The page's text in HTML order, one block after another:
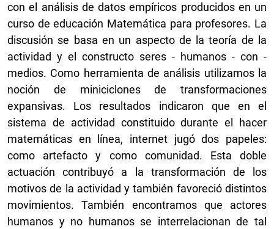
con el análisis de datos empíricos producidos en un
curso de educación Matemática para profesores. La
discusión se basa en un aspecto de la teoría de la
actividad y el constructo seres - humanos - con -
medios. Como herramienta de análisis utilizamos la
noción de miniciclones de transformaciones
expansivas. Los resultados indicaron que en el
sistema de actividad constituido durante el hacer
matemáticas en línea, internet jugó dos papeles:
como artefacto y como comunidad. Esta doble
actuación contribuyó a la transformación de los
motivos de la actividad y también favoreció distintos
movimientos. También encontramos que actores
humanos y no humanos se interrelacionan de tal